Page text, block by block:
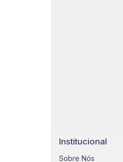
Institucional
Sobre Nós